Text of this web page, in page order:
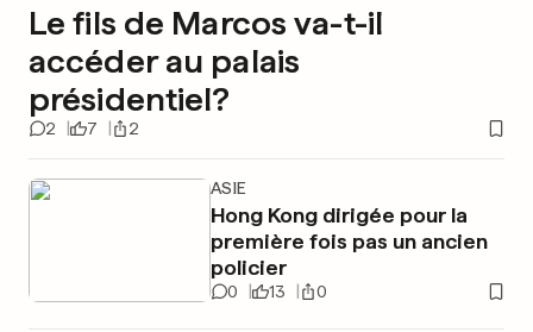
Le fils de Marcos va-t-il
accéder au palais
présidentiel?
2 7 2
ASIE
Hong Kong dirigée pour la
première fois pas un ancien
policier
0 13 0